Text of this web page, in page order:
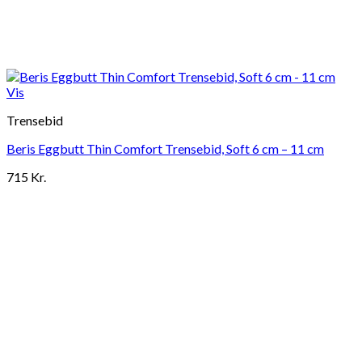
Vis
Trensebid
Beris Eggbutt Thin Comfort Trensebid, Soft 6 cm – 11 cm
715 Kr.